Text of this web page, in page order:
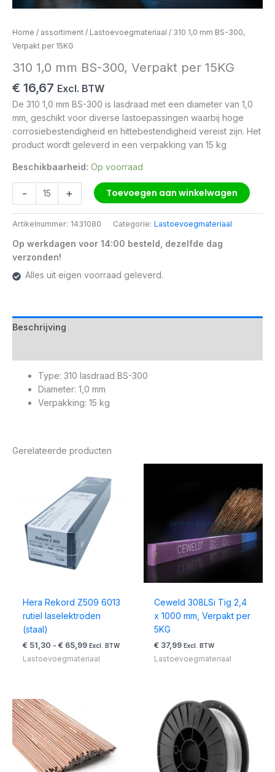
Home / assortiment / Lastoevoegmateriaal / 310 1,0 mm BS-300,
Verpakt per 15KG
310 1,0 mm BS-300, Verpakt per 15KG
€ 16,67 Excl. BTW
De 310 1,0 mm BS-300 is lasdraad met een diameter van 1,0
mm, geschikt voor diverse lastoepassingen waarbij hoge
corrosiebestendigheid en hittebestendigheid vereist zijn. Het
product wordt geleverd in een verpakking van 15 kg
Beschikbaarheid: Op voorraad
- + Toevoegen aan winkelwagen
Artikelnummer: 1431080 Categorie: Lastoevoegmateriaal
Op werkdagen voor 14:00 besteld, dezelfde dag
verzonden!
Alles uit eigen voorraad geleverd.
Beschrijving
Type: 310 lasdraad BS-300
Diameter: 1,0 mm
Verpakking: 15 kg
Gerelateerde producten
Hera Rekord Z509 6013
rutiel laselektroden
(staal)
€ 51,30 - € 65,99
€ 51,30
tot
€ 65,99
Excl. BTW
Lastoevoegmateriaal
Ceweld 308LSi Tig 2,4
x 1000 mm, Verpakt per
5KG
€ 37,99 Excl. BTW
Lastoevoegmateriaal
€ 31,90
Prijsklasse:
€ 55,43
tot
€ 85,43